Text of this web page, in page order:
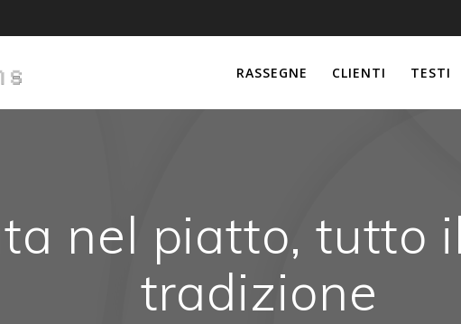
RASSEGNE CLIENTI TESTI
nel piatto, tutto
tradizione